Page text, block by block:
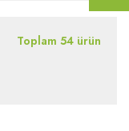
Toplam 54 ürün